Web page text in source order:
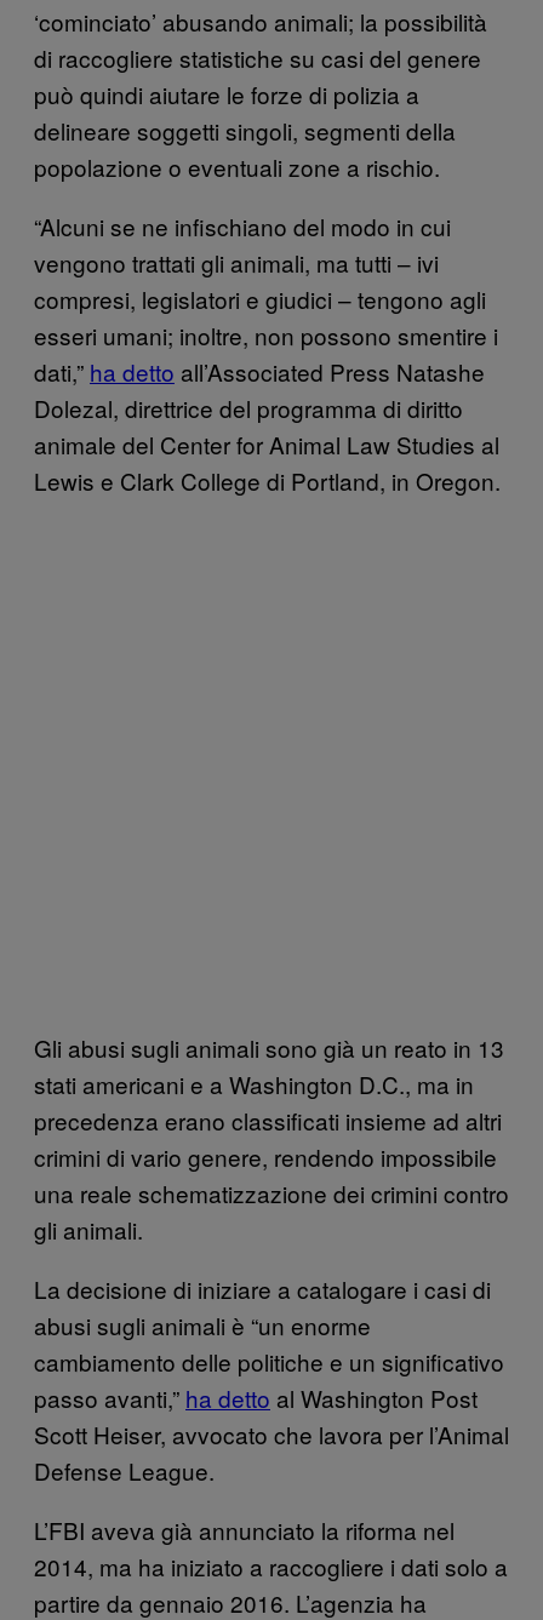
‘cominciato’ abusando animali; la possibilità
di raccogliere statistiche su casi del genere
può quindi aiutare le forze di polizia a
delineare soggetti singoli, segmenti della
popolazione o eventuali zone a rischio.
“Alcuni se ne infischiano del modo in cui
vengono trattati gli animali, ma tutti – ivi
compresi, legislatori e giudici – tengono agli
esseri umani; inoltre, non possono smentire i
dati,” ha detto all’Associated Press Natashe
Dolezal, direttrice del programma di diritto
animale del Center for Animal Law Studies al
Lewis e Clark College di Portland, in Oregon.
Gli abusi sugli animali sono già un reato in 13
stati americani e a Washington D.C., ma in
precedenza erano classificati insieme ad altri
crimini di vario genere, rendendo impossibile
una reale schematizzazione dei crimini contro
gli animali.
La decisione di iniziare a catalogare i casi di
abusi sugli animali è “un enorme
cambiamento delle politiche e un significativo
passo avanti,” ha detto al Washington Post
Scott Heiser, avvocato che lavora per l’Animal
Defense League.
L’FBI aveva già annunciato la riforma nel
2014, ma ha iniziato a raccogliere i dati solo a
partire da gennaio 2016. L’agenzia ha